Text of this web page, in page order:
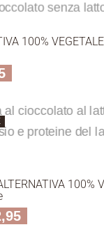
100%
100%